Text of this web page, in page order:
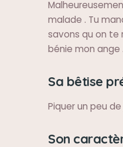
malade . Tu
savons qu on te
bénie mon ange
Sa bêtise
Piquer un peu
Son